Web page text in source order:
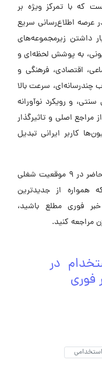
که با تمرکز ویژه بر
عرصه اطلاع‌رسانی سریع
داشتن زیرمجموعه‌های
به پوشش لحظه‌ای و
اقتصادی، فرهنگی و
چندرسانه‌ای، سرعت بالا
و رویکرد نوآورانه
مراجع اصلی و تاثیرگذار
کاربر ایرانی تبدیل
هلدینگ رسانه ای خبر فوری در حال حاضر در 9 موقعیت شغلی
همواره از جدیدترین
فوری مطلع باشید،
مراجعه کنید.
در
فوری
استخدامی